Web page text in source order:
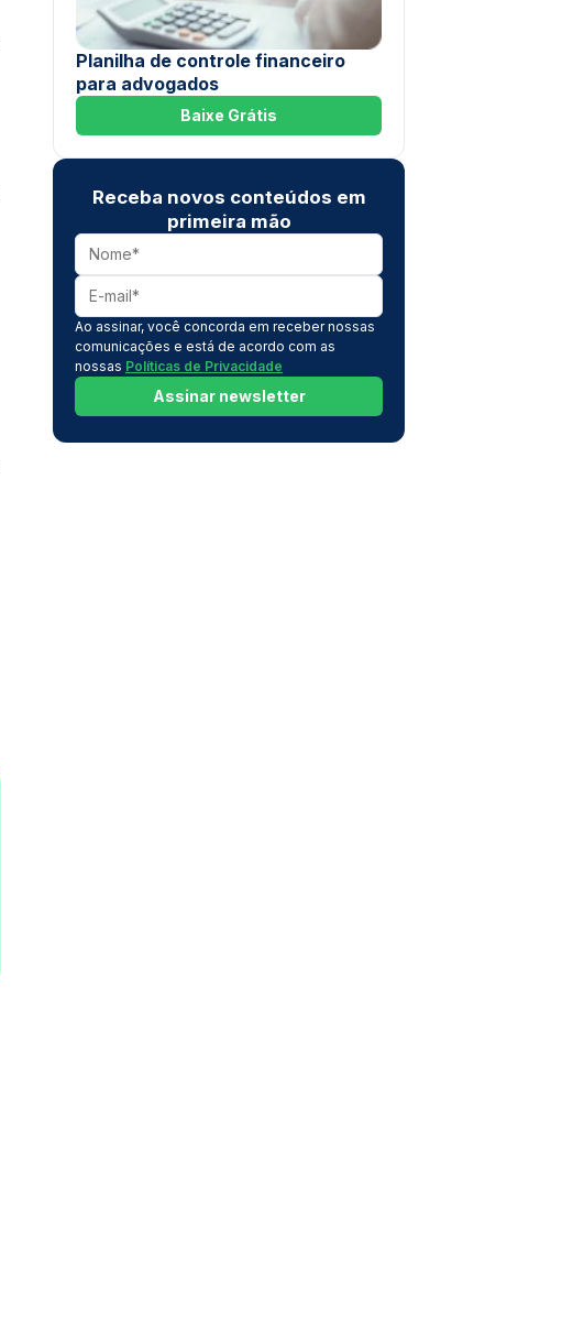
Planilha de controle financeiro
para advogados
Baixe Grátis
Receba novos conteúdos em
primeira mão
Ao assinar, você concorda em receber nossas
comunicações e está de acordo com as
nossas Políticas de Privacidade
Assinar newsletter